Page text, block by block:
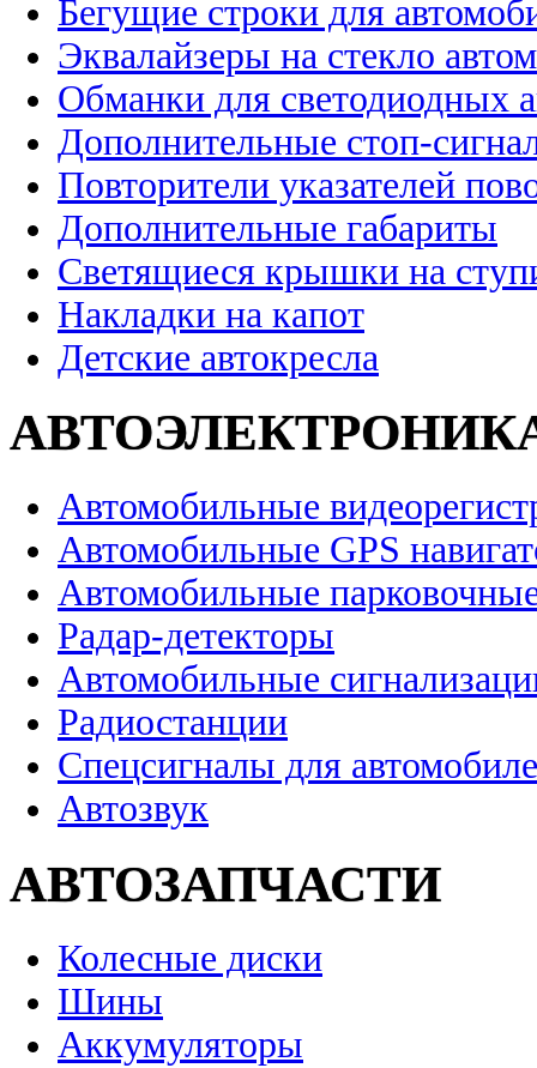
Бегущие строки для
Эквалайзеры на стекло
Обманки для светодиодных
Дополнительные стоп-
Повторители указателей
Дополнительные габариты
Светящиеся крышки на
Накладки на капот
Детские автокресла
Автомобильные
Автомобильные GPS
Автомобильные
Радар-детекторы
Автомобильные
Радиостанции
Спецсигналы для
Автозвук
АВТОЗАПЧАСТИ
Колесные диски
Шины
Аккумуляторы